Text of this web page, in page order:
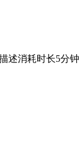
述消耗时长5分钟